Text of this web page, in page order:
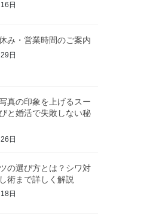
日
み・営業時間のご案内
日
真の印象を上げるスー
と婚活で失敗しない秘
日
の選び方とは？シワ対
術まで詳しく解説
日